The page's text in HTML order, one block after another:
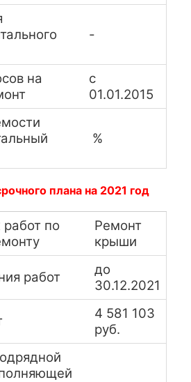
-
на
с
01.01.2015
%
плана на 2021 год
по
Ремонт
крыши
работ
до
30.12.2021
4 581 103
руб.